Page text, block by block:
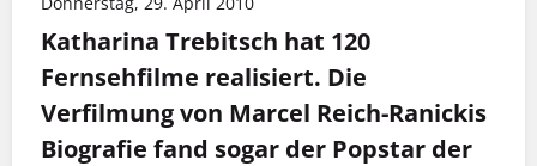
Katharina Trebitsch hat 120
Fernsehfilme realisiert. Die
Verfilmung von Marcel Reich-Ranickis
Biografie fand sogar der Popstar der